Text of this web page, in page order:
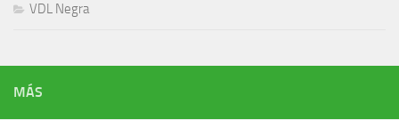
VDL Negra
MÁS